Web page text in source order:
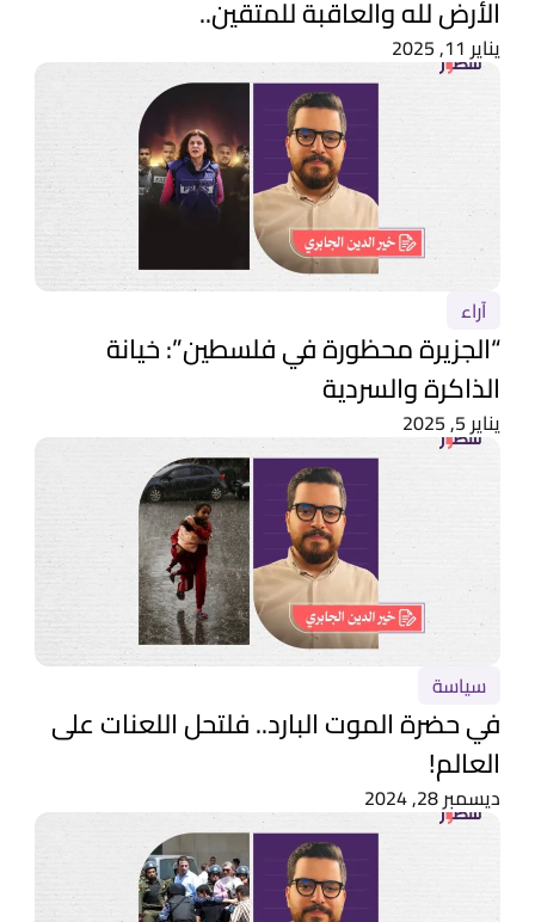
الأرض لله والعاقبة للمتقين..
يناير 11, 2025
آراء
“الجزيرة محظورة في فلسطين”: خيانة
الذاكرة والسردية
يناير 5, 2025
سياسة
في حضرة الموت البارد.. فلتحل اللعنات على
العالم!
ديسمبر 28, 2024